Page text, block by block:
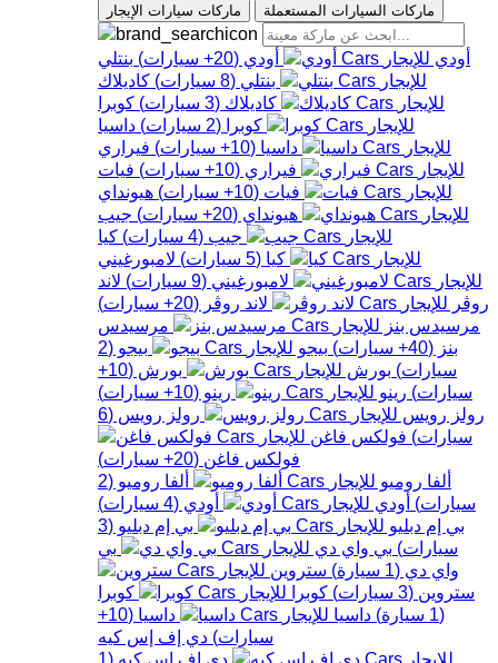
ماركات سيارات الإيجار ماركات السيارات المستعملة
أودي أودي (
20+ سيارات) بنتلي
بنتلي (
8 سيارات) كاديلاك
كاديلاك (
3 سيارات) كوبرا
كوبرا (
2 سيارات) داسيا
داسيا (
10+ سيارات) فيراري
فيراري (
10+ سيارات) فيات
فيات (
10+ سيارات) هيونداي
هيونداي (
20+ سيارات) جيب
جيب (
4 سيارات) كيا
كيا (
5 سيارات) لامبورغيني
لامبورغيني (
9 سيارات) لاند
روڤر
لاند روڤر (
20+ سيارات)
مرسيدس بنز
مرسيدس
بنز (
40+ سيارات) بيجو بيجو (
2
سيارات) بورش بورش (
10+
سيارات) رينو رينو (
10+ سيارات)
رولز رويس
رولز رويس (
6
سيارات) فولكس فاغن
فولكس فاغن (
20+ سيارات)
ألفا روميو
ألفا روميو (
2
سيارات) أودي أودي (
4 سيارات)
بي إم دبليو
بي إم دبليو (
3
سيارات) بي واي دي
بي
واي دي (
1 سيارة) ستروين
ستروين (
3 سيارات) كوبرا
كوبرا
(
1 سيارة) داسيا داسيا (
10+
سيارات) دي إف إس كيه